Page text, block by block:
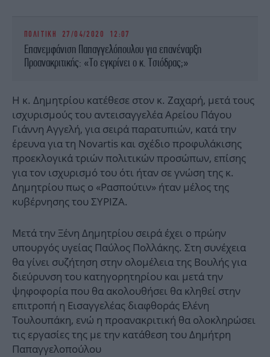
ΠΟΛΙΤΙΚΗ 27/04/2020 12:07
Επανεμφάνιση Παπαγγελόπουλου για επανέναρξη
Προανακριτικής: «Το εγκρίνει ο κ. Τσιόδρας;»
H κ. Δημητρίου κατέθεσε στον κ. Ζαχαρή, μετά τους
ισχυρισμούς του αντεισαγγελέα Αρείου Πάγου
Γιάννη Αγγελή, για σειρά παρατυπιών, κατά την
έρευνα για τη Novartis και σχέδιο προφυλάκισης
προεκλογικά τριών πολιτικών προσώπων, επίσης
για τον ισχυρισμό του ότι ήταν σε γνώση της κ.
Δημητρίου πως ο «Ρασπούτιν» ήταν μέλος της
κυβέρνησης του ΣΥΡΙΖΑ.
Μετά την Ξένη Δημητρίου σειρά έχει ο πρώην
υπουργός υγείας Παύλος Πολλάκης. Στη συνέχεια
θα γίνει συζήτηση στην ολομέλεια της Βουλής για
διεύρυνση του κατηγορητηρίου και μετά την
ψηφοφορία που θα ακολουθήσει θα κληθεί στην
επιτροπή η Εισαγγελέας διαφθοράς Ελένη
Τουλουπάκη, ενώ η προανακριτική θα ολοκληρώσει
τις εργασίες της με την κατάθεση του Δημήτρη
Παπαγγελοπούλου